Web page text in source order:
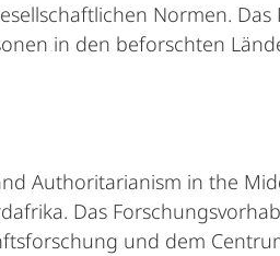
Normen. Das
in den beforschten
Authoritarianism in the
Das
und dem